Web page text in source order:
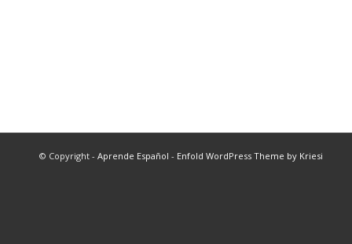
© Copyright - Aprende Español - Enfold WordPress Theme by Kriesi